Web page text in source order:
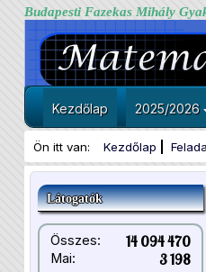
Budapesti Fazekas Mihály
Kezdőlap 2025/2026
Ön itt van: Kezdőlap
Látogatók
Összes: 14 094 470
Mai: 3 198